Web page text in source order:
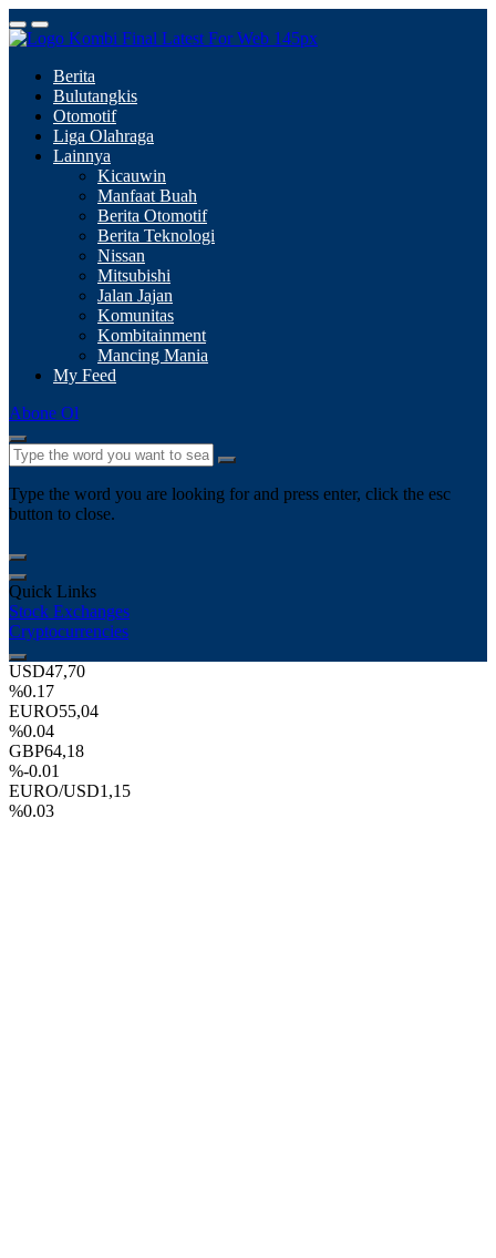
Berita
Bulutangkis
Otomotif
Liga Olahraga
Lainnya
Kicauwin
Manfaat Buah
Berita Otomotif
Berita Teknologi
Nissan
Mitsubishi
Jalan Jajan
Komunitas
Kombitainment
Mancing Mania
My Feed
Abone Ol
Type the word you are looking for and press enter, click the esc
button to close.
Quick Links
Stock Exchanges
Cryptocurrencies
USD47,70
%0.17
EURO55,04
%0.04
GBP64,18
%-0.01
EURO/USD1,15
%0.03